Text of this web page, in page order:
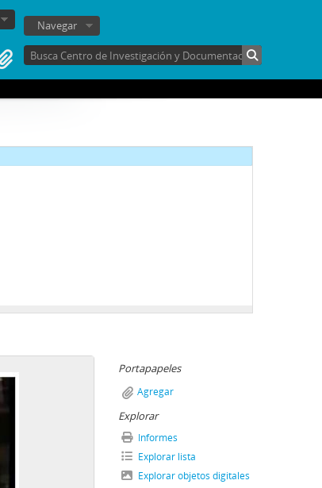
Navegar
Portapapeles
Agregar
Explorar
Informes
Explorar lista
Explorar objetos digitales